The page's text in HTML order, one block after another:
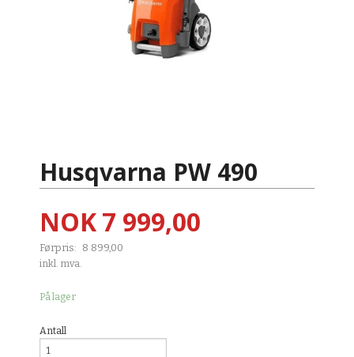
Husqvarna PW 490
Tilbud
NOK7 999,00
Førpris: 8 899,00
Rabatt
inkl. mva.
På lager
Antall